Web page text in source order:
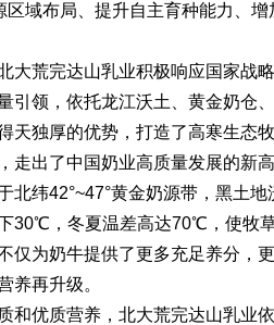
区域布局、提升自主育种能力、
荒完达山乳业积极响应国家战
引领，依托龙江沃土、黄金奶仓
天独厚的优势，打造了高寒生态
走出了中国奶业高质量发展的新高
纬42°~47°黄金奶源带，黑土地
30℃，冬夏温差高达70℃，使牧
仅为奶牛提供了更多充足养分，
养再升级。
优质营养，北大荒完达山乳业